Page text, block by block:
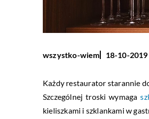
wszystko-wiem 18-10-2019
Każdy restaurator starannie
Szczególnej troski wymaga
kieliszkami i szklankami w